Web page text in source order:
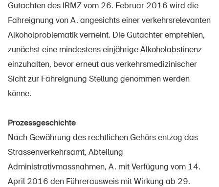
Gutachten des IRMZ vom 26. Februar 2016 wird die
Fahreignung von A. angesichts einer verkehrsrelevanten
Alkoholproblematik verneint. Die Gutachter empfehlen,
zunächst eine mindestens einjährige Alkoholabstinenz
einzuhalten, bevor erneut aus verkehrsmedizinischer
Sicht zur Fahreignung Stellung genommen werden
könne.
Prozessgeschichte
Nach Gewährung des rechtlichen Gehörs entzog das
Strassenverkehrsamt, Abteilung
Administrativmassnahmen, A. mit Verfügung vom 14.
April 2016 den Führerausweis mit Wirkung ab 29.